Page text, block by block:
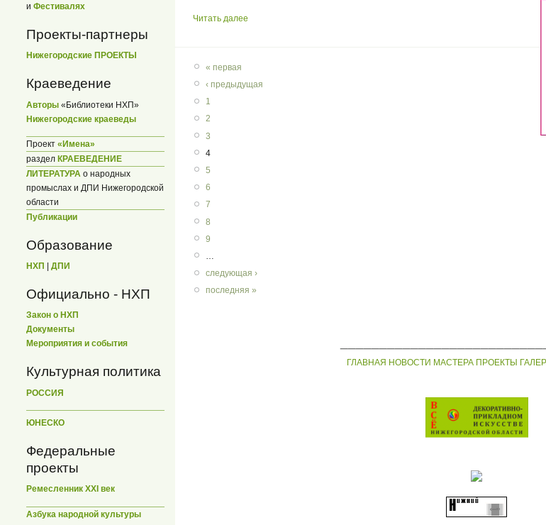
и Фестивалях
Проекты-партнеры
Нижегородские ПРОЕКТЫ
Краеведение
Авторы «Библиотеки НХП»
Нижегородские краеведы
Проект «Имена»
раздел КРАЕВЕДЕНИЕ
ЛИТЕРАТУРА о народных
промыслах и ДПИ Нижегородской
области
Публикации
Образование
НХП ДПИ
Официально - НХП
Закон о НХП
Документы
Мероприятия и события
Культурная политика
РОССИЯ
ЮНЕСКО
Федеральные
проекты
Ремесленник XXI век
Азбука народной культуры
Читать далее
« первая
‹ предыдущая
1
2
3
4
5
6
7
8
9
…
следующая ›
последняя »
ГЛАВНАЯ НОВОСТИ МАСТЕРА ПРОЕКТЫ